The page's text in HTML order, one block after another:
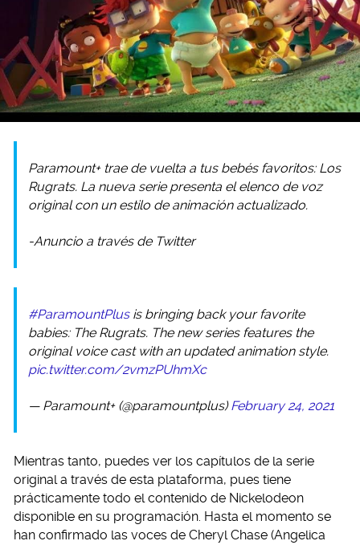
Paramount+ trae de vuelta a tus bebés favoritos: Los
Rugrats. La nueva serie presenta el elenco de voz
original con un estilo de animación actualizado.
-Anuncio a través de Twitter
#ParamountPlusis bringing back your favorite
babies: The Rugrats. The new series features the
original voice cast with an updated animation style.
pic.twitter.com/2vmzPUhmXc
— Paramount+ (@paramountplus)February 24, 2021
Mientras tanto, puedes ver los capítulos de la serie
original a través de esta plataforma, pues tiene
prácticamente todo el contenido de Nickelodeon
disponible en su programación. Hasta el momento se
han confirmado las voces de Cheryl Chase (Angelica